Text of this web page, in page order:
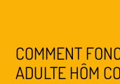
COMMENT
ADULTE HÔM